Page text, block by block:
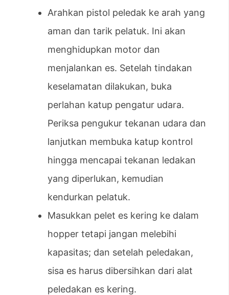
Arahkan pistol peledak ke arah yang
aman dan tarik pelatuk. Ini akan
menghidupkan motor dan
menjalankan es. Setelah tindakan
keselamatan dilakukan, buka
perlahan katup pengatur udara.
Periksa pengukur tekanan udara dan
lanjutkan membuka katup kontrol
hingga mencapai tekanan ledakan
yang diperlukan, kemudian
kendurkan pelatuk.
Masukkan pelet es kering ke dalam
hopper tetapi jangan melebihi
kapasitas; dan setelah peledakan,
sisa es harus dibersihkan dari alat
peledakan es kering.